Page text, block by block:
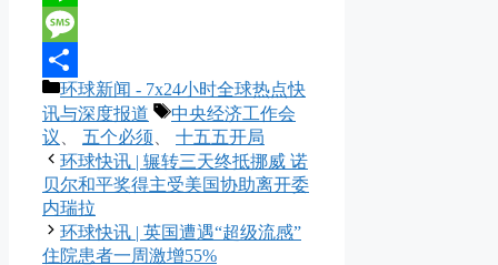
Line
Message
分
享
分
类
环球新闻 - 7x24小时全球热点快
讯与深度报道
标
签
中央经济工作会
议
五个必须
十五五开局
环球快讯 | 辗转三天终抵挪威 诺
贝尔和平奖得主受美国协助离开委
内瑞拉
环球快讯 | 英国遭遇“超级流感”
住院患者一周激增55%